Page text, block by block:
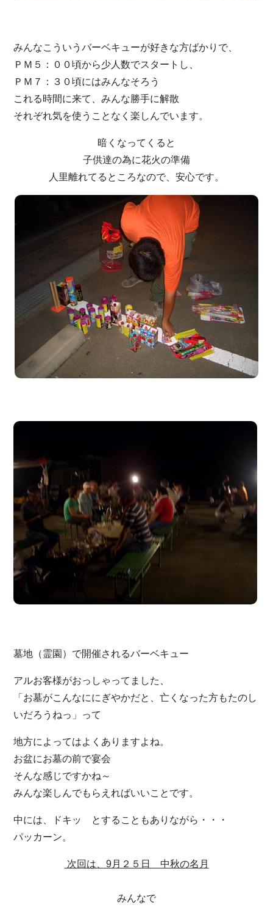
みんなこういうバーベキューが好きな方ばかりで、
ＰＭ５：００頃から少人数でスタートし、
ＰＭ７：３０頃にはみんなそろう
これる時間に来て、みんな勝手に解散
それぞれ気を使うことなく楽しんでいます。
暗くなってくると
子供達の為に花火の準備
人里離れてるところなので、安心です。
墓地（霊園）で開催されるバーベキュー
アルお客様がおっしゃってました、
「お墓がこんなににぎやかだと、亡くなった方もたのし
いだろうねっ」って
地方によってはよくありますよね。
お盆にお墓の前で宴会
そんな感じですかね～
みんな楽しんでもらえればいいことです。
中には、ドキッ とすることもありながら・・・
パッカーン。
次回は、9月２５日 中秋の名月
みんなで